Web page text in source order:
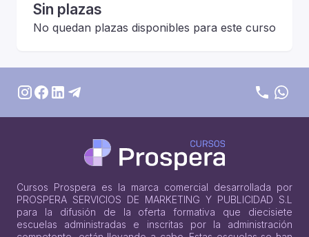
Sin plazas
No quedan plazas disponibles para este curso
Cursos Prospera es la marca comercial desarrollada por
PROSPERA SERVICIOS DE MARKETING Y PUBLICIDAD S.L
para la difusión de la oferta formativa que diecisiete
escuelas administradas e inscritas por la administración